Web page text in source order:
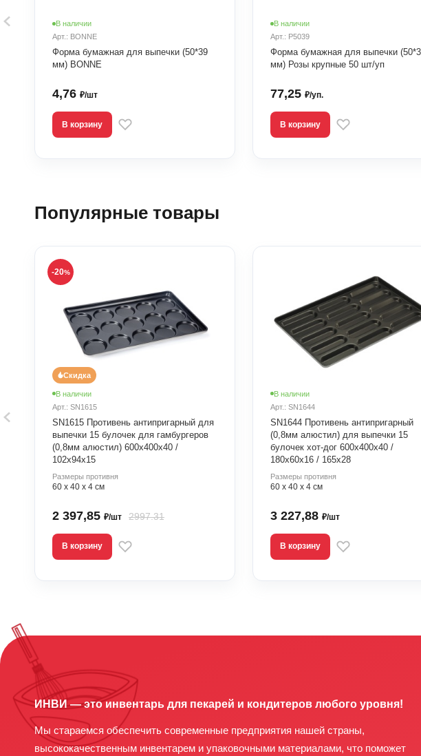
В наличии
Арт.: BONNE
Форма бумажная для выпечки (50*39
мм) BONNE
4,76 ₽/шт
В корзину
В наличии
Арт.: P5039
Форма бумажная для выпечки
мм) Розы крупные 50 шт/уп
77,25₽/уп.
В корзину
Популярные товары
Скидка
В наличии
Арт.: SN1615
SN1615 Противень антипригарный для
выпечки 15 булочек для гамбургеров
(0,8мм алюстил) 600х400х40 /
102х94х15
Размеры противня
60 х 40 х 4 см
2 397,85 ₽/шт 2997.31
В корзину
-20%
В наличии
Арт.: SN1644
SN1644 Противень антипригарный
(0,8мм алюстил) для выпечки 15
булочек хот-дог 600х400х40 /
180х60х16 / 165х28
Размеры противня
60 х 40 х 4 см
3 227,88₽/шт
В корзину
ИНВИ — это инвентарь для пекарей и кондитеров любого уровня!
Мы стараемся обеспечить современные предприятия нашей страны,
высококачественным инвентарем и упаковочными материалами, что поможет